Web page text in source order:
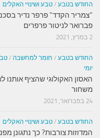
החודש בטבע / טבע ושינויי האקלים
"צמריר הקדד" פרפר נדיר
פברואר לניטור פרפרים
2 במרץ, 2021
החודש בטבע / חומר למחשבה /
יומי
האסון האקולוגי שהציף
משחור
24 בפברואר, 2021
החודש בטבע / טבע ושינויי האקלים
המדוזות צורבות? כך נתגונן